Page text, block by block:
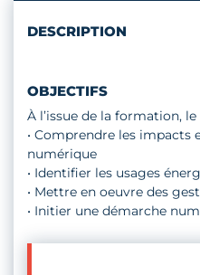
DESCRIPTION
OBJECTIFS
À l’issue de la formation,
• Comprendre les impacts
numérique
• Identifier les usages
• Mettre en oeuvre des
• Initier une démarche